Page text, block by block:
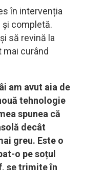
în intervenția
și completă.
să revină la
mai curând
am avut aia de
tehnologie
spunea că
decât
greu. Este o
o pe soțul
se trimite în